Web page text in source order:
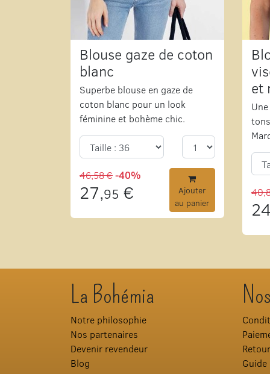
Blouse gaze de coton
blanc
Superbe blouse en gaze de
coton blanc pour un look
féminine et bohème chic.
46,58 €-40%
27,95 €
Ajouter
au panier
et
La Bohémia
Notre philosophie
Nos partenaires
Devenir revendeur
Blog